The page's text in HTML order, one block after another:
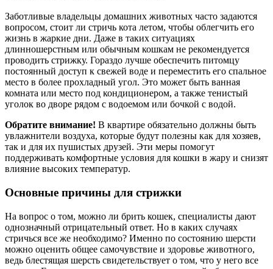
Заботливые владельцы домашних животных часто задаются
вопросом, стоит ли стричь кота летом, чтобы облегчить его
жизнь в жаркие дни. Даже в таких ситуациях
длинношерстным или обычным кошкам не рекомендуется
проводить стрижку. Гораздо лучше обеспечить питомцу
постоянный доступ к свежей воде и переместить его спальное
место в более прохладный угол. Это может быть ванная
комната или место под кондиционером, а также тенистый
уголок во дворе рядом с водоемом или бочкой с водой.
Обратите внимание! В квартире обязательно должны быть
увлажнители воздуха, которые будут полезны как для хозяев,
так и для их пушистых друзей. Эти меры помогут
поддерживать комфортные условия для кошки в жару и снизят
влияние высоких температур.
Основные причины для стрижки
На вопрос о том, можно ли брить кошек, специалисты дают
однозначный отрицательный ответ. Но в каких случаях
стричься все же необходимо? Именно по состоянию шерсти
можно оценить общее самочувствие и здоровье животного,
ведь блестящая шерсть свидетельствует о том, что у него все